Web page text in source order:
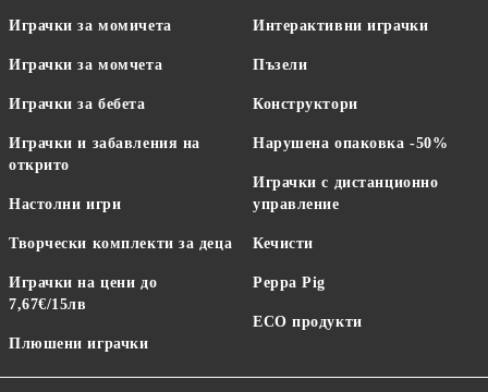
Играчки за момичета
Играчки за момчета
Играчки за бебета
Играчки и забавления на
открито
Настолни игри
Творчески комплекти за деца
Играчки на цени до
7,67€/15лв
Плюшени играчки
Интерактивни играчки
Пъзели
Конструктори
Нарушена опаковка -50%
Играчки с дистанционно
управление
Кечисти
Peppa Pig
ECO продукти